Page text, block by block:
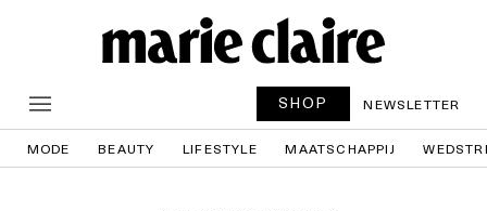
SHOP NEWSLETTER
MODE BEAUTY LIFESTYLE MAATSCHAPPIJ